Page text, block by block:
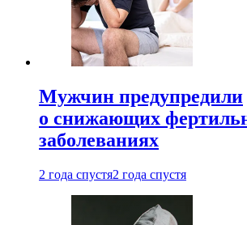
Мужчин предупредили
о снижающих
заболеваниях
2 года спустя2 года спустя